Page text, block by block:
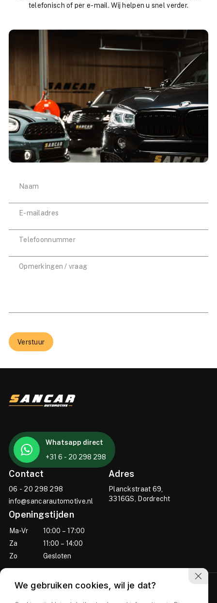
telefonisch of per e-mail. Wij helpen u snel verder.
Verstuur
Whatsapp direct
+31 6 - 20 298 298
Contact
06 - 20 298 298
info@sancarautomotive.nl
Adres
Planckstraat 69,
3316GS, Dordrecht
Openingstijden
Ma-Vr
10:00 – 17:00
Za
11:00 – 14:00
Zo
Gesloten
We gebruiken cookies, wil je dat?